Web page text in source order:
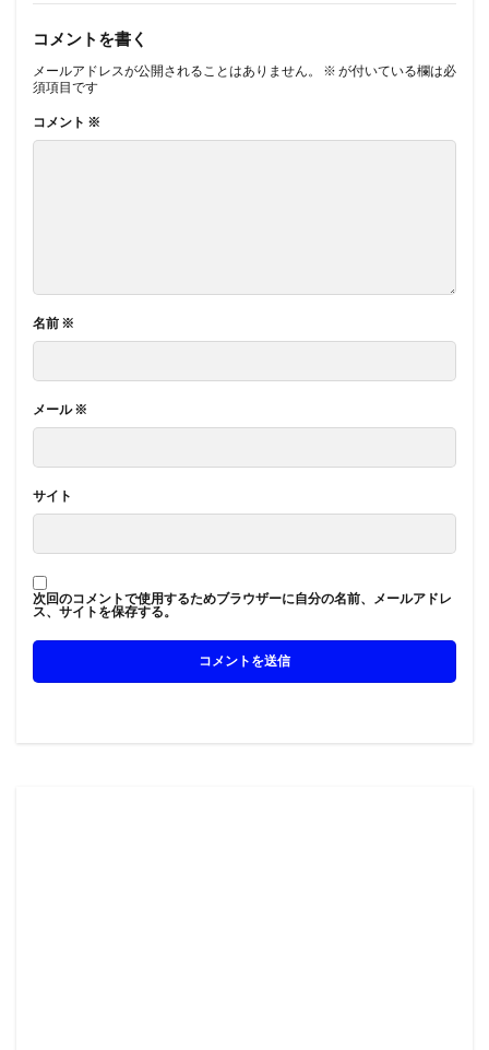
コメントを書く
メールアドレスが公開されることはありません。 ※ が付いている欄は必
須項目です
コメント ※
名前 ※
メール※
サイト
次回のコメントで使用するためブラウザーに自分の名前、メールアドレ
ス、サイトを保存する。